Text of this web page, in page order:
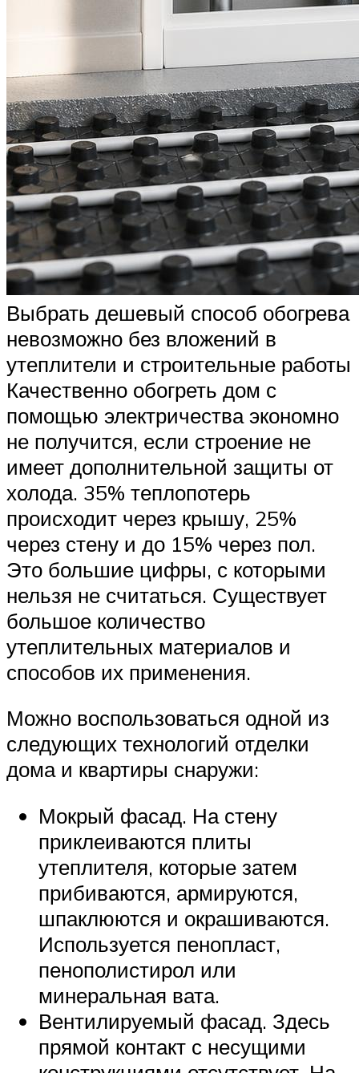
Выбрать дешевый способ обогрева
невозможно без вложений в
утеплители и строительные работы
Качественно обогреть дом с
помощью электричества экономно
не получится, если строение не
имеет дополнительной защиты от
холода. 35% теплопотерь
происходит через крышу, 25%
через стену и до 15% через пол.
Это большие цифры, с которыми
нельзя не считаться. Существует
большое количество
утеплительных материалов и
способов их применения.
Можно воспользоваться одной из
следующих технологий отделки
дома и квартиры снаружи:
Мокрый фасад. На стену
приклеиваются плиты
утеплителя, которые затем
прибиваются, армируются,
шпаклюются и окрашиваются.
Используется пенопласт,
пенополистирол или
минеральная вата.
Вентилируемый фасад. Здесь
прямой контакт с несущими